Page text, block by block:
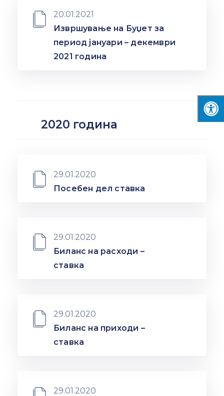
20.01.2021
Извршување на Буџет за
период јануари – декември
2021 година
2020 година
29.01.2020
Посебен дел ставка
29.01.2020
Биланс на расходи –
ставка
29.01.2020
Биланс на приходи –
ставка
29.01.2020